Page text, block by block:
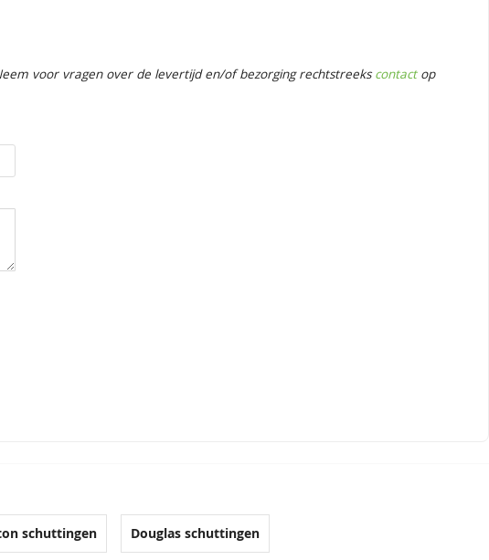
voor vragen over de levertijd en/of bezorging rechtstreekscontactop
schuttingen Douglas schuttingen